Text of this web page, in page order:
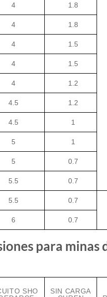
4 1.8
4 1.8
4 1.5
4 1.5
4 1.2
4.5 1.2
4.5 1
5 1
5 0.7
5.5 0.7
5.5
0.7
6 0.7
para minas
SHO
SIN CARGA